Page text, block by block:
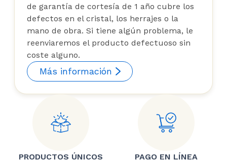
de garantía de cortesía de 1 año cubre los
defectos en el cristal, los herrajes o la
mano de obra. Si tiene algún problema, le
reenviaremos el producto defectuoso sin
coste alguno.
Más información
PRODUCTOS ÚNICOS PAGO EN LÍNEA